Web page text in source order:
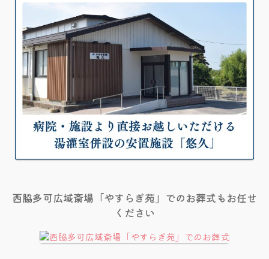
西脇多可広域斎場「やすらぎ苑」でのお葬式もお任せ
ください